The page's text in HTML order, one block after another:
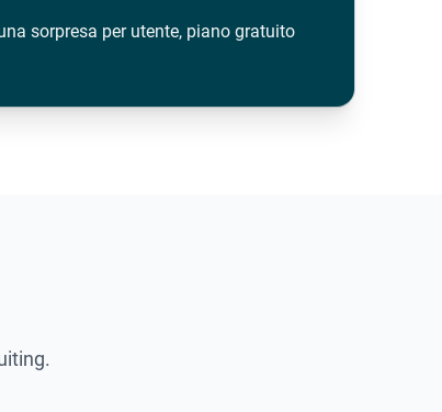
sorpresa per utente, piano gratuito